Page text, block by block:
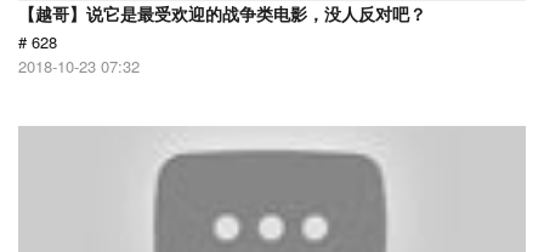
【越哥】说它是最受欢迎的战争类电影，没人反对吧？
# 628
2018-10-23 07:32